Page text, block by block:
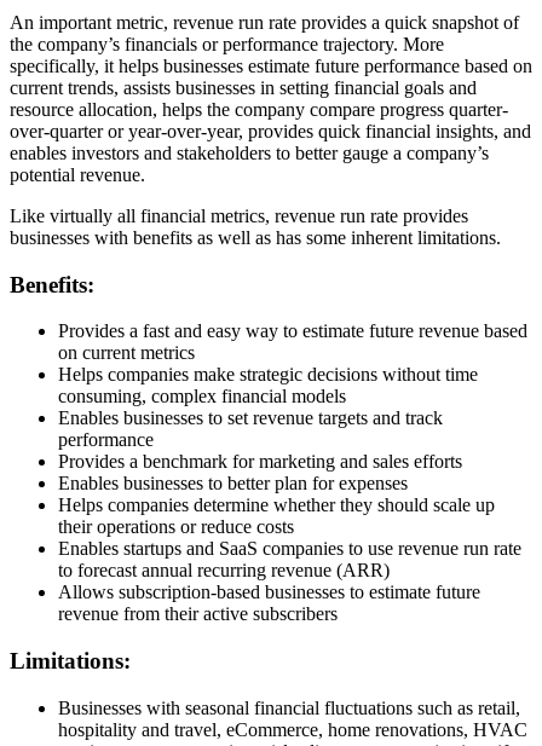
An important metric, revenue run rate provides a quick snapshot of
the company’s financials or performance trajectory. More
specifically, it helps businesses estimate future performance based on
current trends, assists businesses in setting financial goals and
resource allocation, helps the company compare progress quarter-
over-quarter or year-over-year, provides quick financial insights, and
enables investors and stakeholders to better gauge a company’s
potential revenue.
Like virtually all financial metrics, revenue run rate provides
businesses with benefits as well as has some inherent limitations.
Benefits:
Provides a fast and easy way to estimate future revenue based
on current metrics
Helps companies make strategic decisions without time
consuming, complex financial models
Enables businesses to set revenue targets and track
performance
Provides a benchmark for marketing and sales efforts
Enables businesses to better plan for expenses
Helps companies determine whether they should scale up
their operations or reduce costs
Enables startups and SaaS companies to use revenue run rate
to forecast annual recurring revenue (ARR)
Allows subscription-based businesses to estimate future
revenue from their active subscribers
Limitations:
Businesses with seasonal financial fluctuations such as retail,
hospitality and travel, eCommerce, home renovations, HVAC